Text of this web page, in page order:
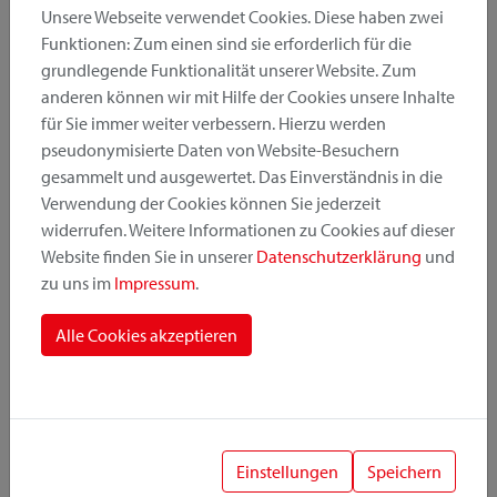
Produktkategorie
Montageposition
Befestigungssystem
Unsere Webseite verwendet Cookies. Diese haben zwei
Funktionen: Zum einen sind sie erforderlich für die
grundlegende Funktionalität unserer Website. Zum
anderen können wir mit Hilfe der Cookies unsere Inhalte
für Sie immer weiter verbessern. Hierzu werden
pseudonymisierte Daten von Website-Besuchern
gesammelt und ausgewertet. Das Einverständnis in die
Verwendung der Cookies können Sie jederzeit
widerrufen. Weitere Informationen zu Cookies auf dieser
Website finden Sie in unserer Datenschutzerklärung und
zu uns im Impressum.
Alle Cookies akzeptieren
Einstellungen Speichern